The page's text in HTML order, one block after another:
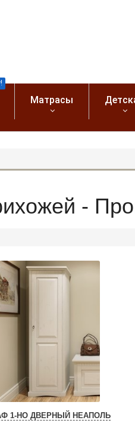
Матрасы
-
1-НО ДВЕРНЫЙ НЕАПОЛЬ